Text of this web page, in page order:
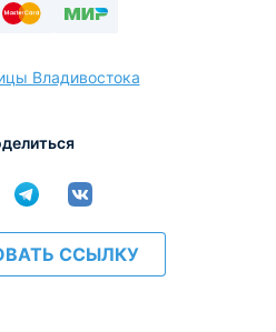
Владивостока
ССЫЛКУ